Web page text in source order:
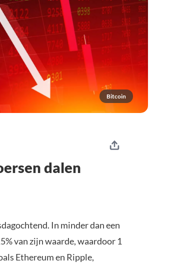
Bitcoin
dalen
In minder dan een
van zijn waarde, waardoor 1
Ethereum en Ripple,